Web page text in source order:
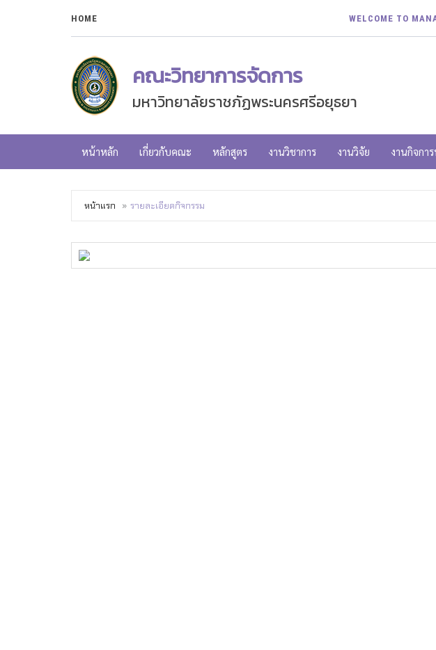
HOME WELCOME TO
คณะวิทยาการจัดการ
มหาวิทยาลัยราชภัฏพระนครศรีอยุธยา
หน้าหลัก เกี่ยวกับคณะ หลักสูตร งานวิชาการ งานวิจัย งานกิจกา
หน้าแรก รายละเอียดกิจกรรม